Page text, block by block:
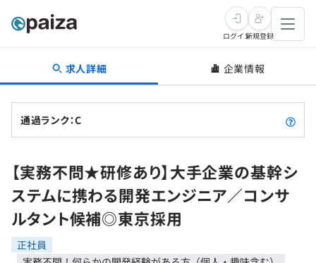
転職・キャリア
転職成功ガイド
転職エージェント
インタビュー
転職成功ガイド
新卒就活
求人検索
本選考
インターン
学習
問題集
プログラミング言語
ゲーム・マンガ
ログイン新規登録
求人詳細 企業情報
通過ランク：C
【実務不問★研修あり】大手企業の基幹シ
ステムに携わる開発エンジニア／コンサ
ルタント候補◎東京採用
正社員